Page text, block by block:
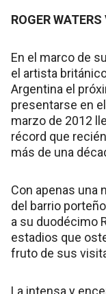
ROGER
En el marco de
el artista
Argentina el
presentarse en
marzo de 2012
récord que
más de una
Con apenas una
del barrio
a su duodécimo
estadios que
fruto de sus
La intensa y